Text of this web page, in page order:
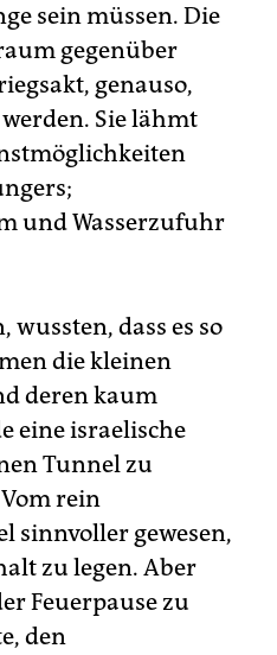
sein müssen. Die
gegenüber
genauso,
Sie lähmt
und Wasserzufuhr
dass es so
die kleinen
deren kaum
eine israelische
Tunnel zu
rein
sinnvoller gewesen,
zu legen. Aber
Feuerpause zu
den